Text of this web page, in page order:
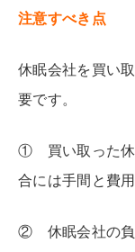
注意すべき点
休眠会社を買い
要です。
① 買い取った休
合には手間と費
② 休眠会社の負